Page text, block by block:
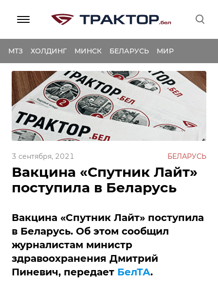
МТЗ ХОЛДИНГ МИНСК БЕЛАРУСЬ МИР
Вакцина «Спутник Лайт»
поступила в Беларусь
3 сентября, 2021 БЕЛАРУСЬ
Вакцина «Спутник Лайт» поступила
в Беларусь. Об этом сообщил
журналистам министр
здравоохранения Дмитрий
Пиневич, передает БелТА.